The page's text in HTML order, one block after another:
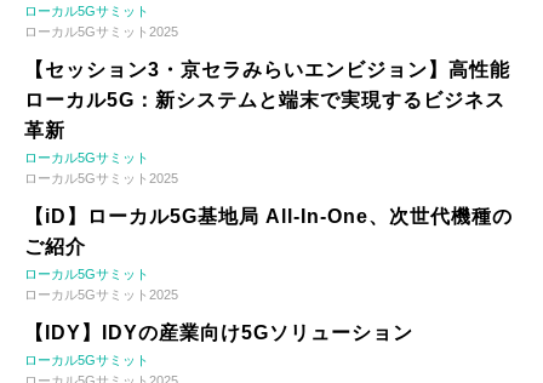
ローカル5Gサミット
ローカル5Gサミット2025
【セッション3・京セラみらいエンビジョン】高性能
ローカル5G：新システムと端末で実現するビジネス
革新
ローカル5Gサミット
ローカル5Gサミット2025
【iD】ローカル5G基地局 All-In-One、次世代機種の
ご紹介
ローカル5Gサミット
ローカル5Gサミット2025
【IDY】IDYの産業向け5Gソリューション
ローカル5Gサミット